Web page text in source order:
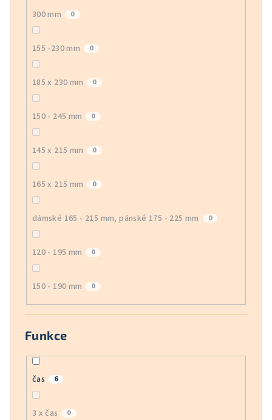
300 mm 0
155 -230 mm 0
185 x 230 mm 0
150 - 245 mm 0
145 x 215 mm 0
165 x 215 mm 0
dámské 165 - 215 mm, pánské 175 - 225 mm 0
120 - 195 mm 0
150 - 190 mm 0
Funkce
čas 6
3 x čas 0